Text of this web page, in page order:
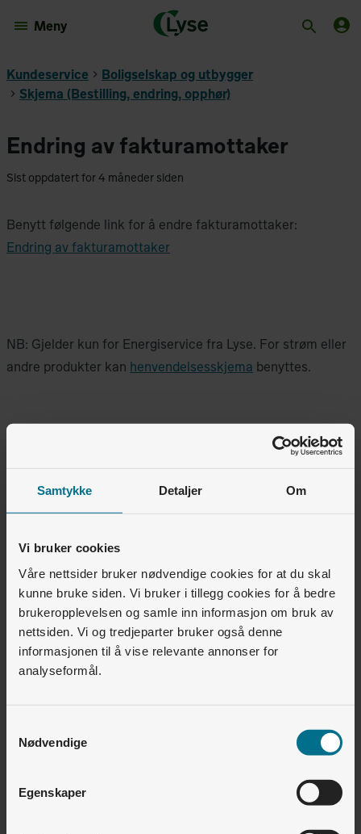
Samtykke Detaljer Om
Vi bruker cookies
Våre nettsider bruker nødvendige cookies for at du skal
kunne bruke siden. Vi bruker i tillegg cookies for å bedre
brukeropplevelsen og samle inn informasjon om bruk av
nettsiden. Vi og tredjeparter bruker også denne
informasjonen til å vise relevante annonser for
analyseformål.
Nødvendige
Egenskaper
Meny
Kundeservice
Boligselskap og utbygger
Skjema (Bestilling, endring, opphør)
Endring av fakturamottaker
Sist oppdatert for 4 måneder siden
Benytt følgende link for å endre fakturamottaker:
Endring av fakturamottaker
NB: Gjelder kun for Energiservice fra Lyse. For strøm eller
andre produkter kan henvendelsesskjema benyttes.
Relaterte artikler
Boligselskap og utbygger • Lyse Lading
Hvordan lade med RFID/ladebrikke? (iPhone)
Hvordan lade med RFID/ladebrikke? (Android)